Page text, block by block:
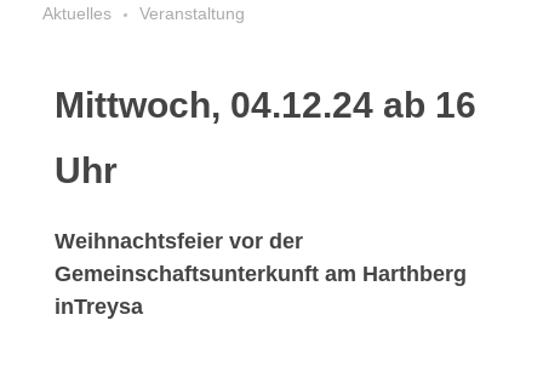
Aktuelles
Veranstaltung
Mittwoch, 04.12.24 ab 16
Uhr
Weihnachtsfeier vor der
Gemeinschaftsunterkunft am Harthberg
inTreysa